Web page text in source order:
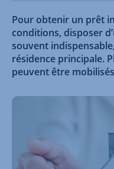
Pour obtenir un prêt
conditions, disposer
souvent
résidence principale.
peuvent être